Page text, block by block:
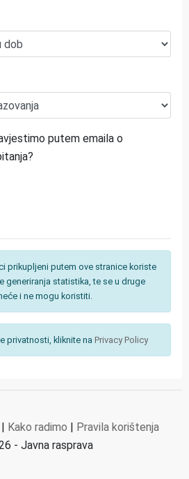
putem emaila o
prikupljeni putem ove stranice koriste
generiranja statistika, te se u druge
i ne mogu koristiti.
privatnosti, kliknite na Privacy Policy
| Kako radimo | Pravila korištenja
- Javna rasprava